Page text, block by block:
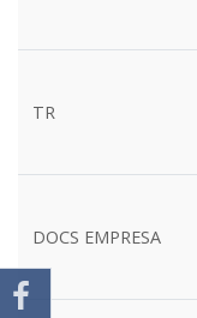
TR
DOCS EMPRESA